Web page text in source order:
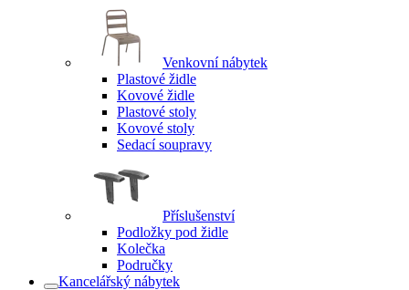
Venkovní nábytek
Plastové židle
Kovové židle
Plastové stoly
Kovové stoly
Sedací soupravy
Příslušenství
Podložky pod židle
Kolečka
Područky
Kancelářský nábytek